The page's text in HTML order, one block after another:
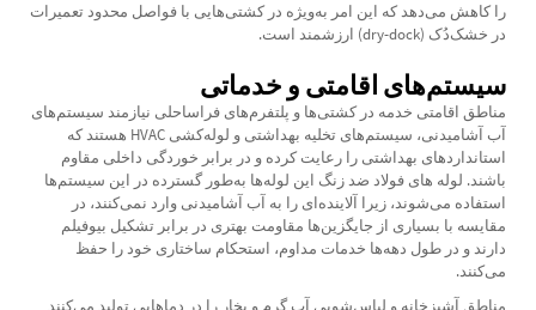
را کاهش می‌دهد که این امر به‌ویژه در کشتی‌هایی با فواصل محدود تعمیرات
در خشک‌دُک (dry-dock) ارزشمند است.
سیستم‌های اقامتی و خدماتی
مناطق اقامتی خدمه در کشتی‌ها و پلتفرم‌های فراساحلی نیازمند سیستم‌های
آب آشامیدنی، سیستم‌های تخلیه بهداشتی و لوله‌کشی HVAC هستند که
استانداردهای بهداشتی را رعایت کرده و در برابر خوردگی داخلی مقاوم
باشند. لوله های فولاد ضد زنگ این لوله‌ها به‌طور گسترده در این سیستم‌ها
استفاده می‌شوند، زیرا آلاینده‌ای را به آب آشامیدنی وارد نمی‌کنند، در
مقایسه با بسیاری از جایگزین‌ها مقاومت بهتری در برابر تشکیل بیوفیلم
دارند و در طول دهه‌ها خدمات مداوم، استحکام ساختاری خود را حفظ
می‌کنند.
مناطق آشپزخانه و لباس‌شویی آب گرم و بخار را در دماهایی تولید می‌کنند